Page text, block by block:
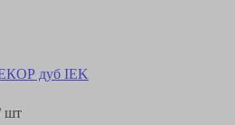
шт